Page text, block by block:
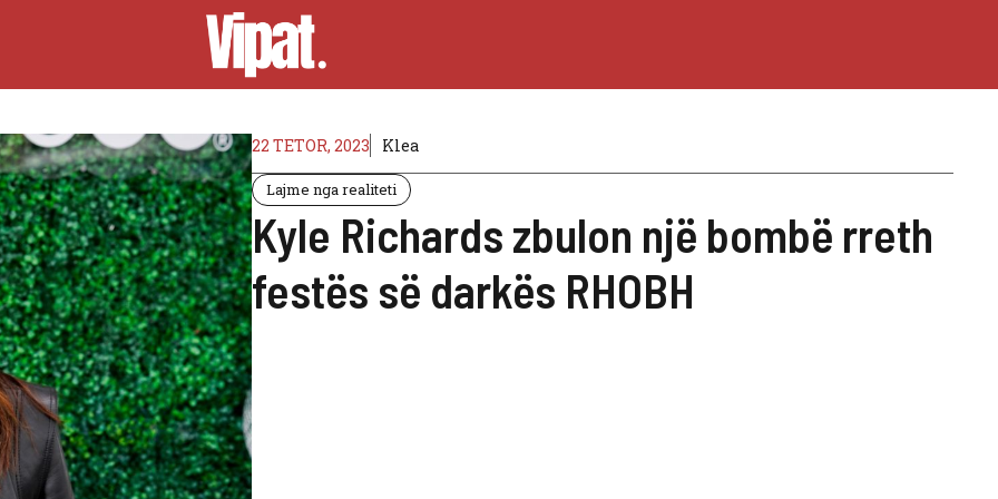
22 TETOR, 2023 Klea
Lajme nga realiteti
Kyle Richards zbulon një bombë rreth
festës së darkës RHOBH